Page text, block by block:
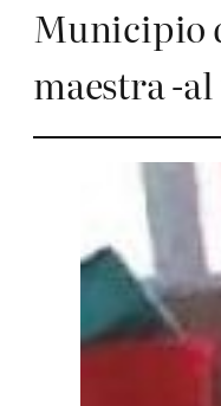
Municipio
maestra -